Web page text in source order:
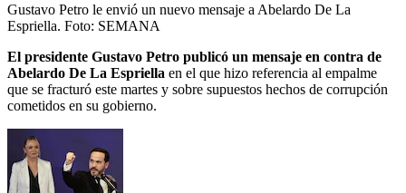
Gustavo Petro le envió un nuevo mensaje a Abelardo De La
Espriella. Foto: SEMANA
El presidente Gustavo Petro publicó un mensaje en contra de
Abelardo De La Espriella en el que hizo referencia al empalme
que se fracturó este martes y sobre supuestos hechos de corrupción
cometidos en su gobierno.